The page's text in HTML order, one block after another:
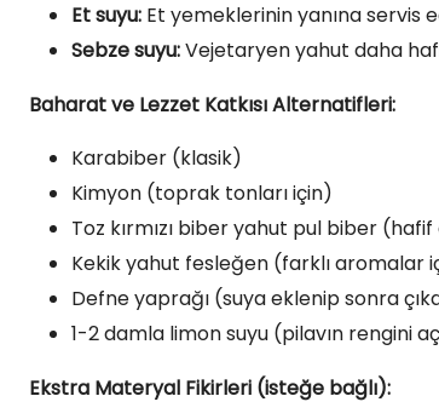
Et suyu: Et yemeklerinin yanına servis
Sebze suyu:Vejetaryen yahut daha
Baharat ve Lezzet Katkısı Alternatifleri:
Karabiber (klasik)
Kimyon (toprak tonları için)
Toz kırmızı biber yahut pul biber
Kekik yahut fesleğen (farklı aromalar
Defne yaprağı (suya eklenip sonra
1-2 damla limon suyu (pilavın rengini
Ekstra Materyal Fikirleri (isteğe bağlı):